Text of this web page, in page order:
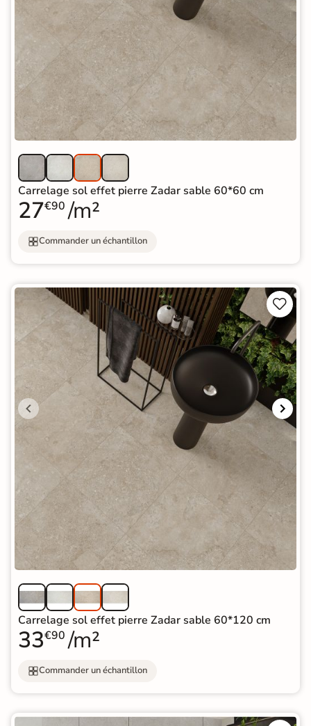
Carrelage sol effet pierre Zadar sable 60*60 cm
27€90 /m²
Commander un échantillon


Carrelage sol effet pierre Zadar sable 60*120 cm
33€90 /m²
Commander un échantillon